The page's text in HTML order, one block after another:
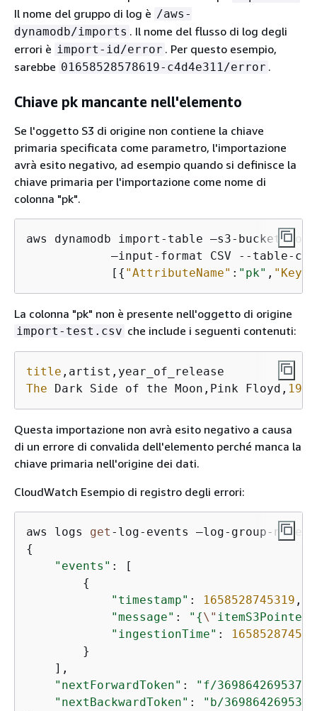
Il nome del gruppo di log è /aws-
dynamodb/imports . Il nome del flusso di log degli
errori è import-id/error . Per questo esempio,
sarebbe 01658528578619-c4d4e311/error .
Chiave pk mancante nell'elemento
Se l'oggetto S3 di origine non contiene la chiave
primaria specificata come parametro, l'importazione
avrà esito negativo, ad esempio quando si definisce la
chiave primaria per l'importazione come nome di
colonna "pk".
aws dynamodb import-table —s3-bucket-
—input-format CSV --table-
            [
{ "AttributeName" : "pk" ,
La colonna "pk" non è presente nell'oggetto di origine
import-test.csv che include i seguenti contenuti:
title
The Dark Side of the Moon,Pink Floyd, 1973
Questa importazione non avrà esito negativo a causa
di un errore di convalida dell'elemento perché manca la
chiave primaria nell'origine dei dati.
CloudWatch Esempio di registro degli errori:
aws logs get - log- events —log- group- name
{
"events" : [
{
"timestamp" : 1658528745319 ,
"message" : " {\" itemS3Pointer
"ingestionTime" :
        }
    ],
"nextForwardToken" :
"f/
"nextBackwardToken" :
"b/